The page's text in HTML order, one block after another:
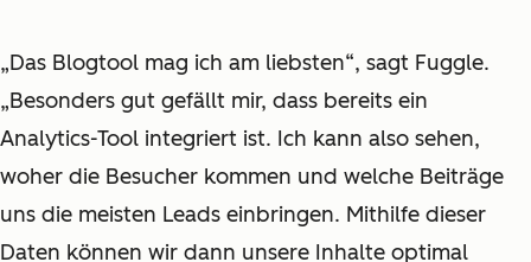
„Das Blogtool mag ich am liebsten“, sagt Fuggle.
„Besonders gut gefällt mir, dass bereits ein
Analytics-Tool integriert ist. Ich kann also sehen,
woher die Besucher kommen und welche Beiträge
uns die meisten Leads einbringen. Mithilfe dieser
Daten können wir dann unsere Inhalte optimal